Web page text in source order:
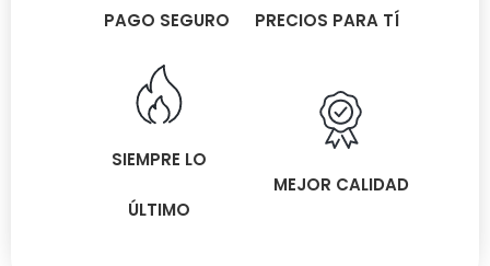
PAGO SEGURO PRECIOS PARA TÍ
SIEMPRE LO
ÚLTIMO
MEJOR CALIDAD